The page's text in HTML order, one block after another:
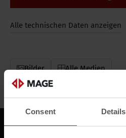
Consent Details
Alle technischen Daten anzeigen
Bilder Alle Medien
Beschreibung